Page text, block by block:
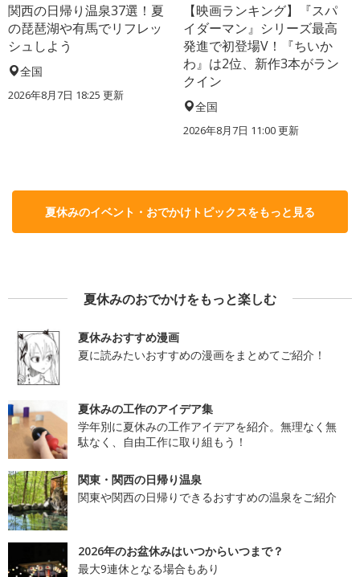
関西の日帰り温泉37選！夏
の琵琶湖や有馬でリフレッ
シュしよう
全国
2026年8月7日 18:25 更新
【映画ランキング】『スパ
イダーマン』シリーズ最高
発進で初登場V！『ちいか
わ』は2位、新作3本がラン
クイン
全国
2026年8月7日 11:00更新
夏休みのイベント・おでかけトピックスをもっと見る
夏休みのおでかけをもっと楽しむ
夏休みおすすめ漫画
夏に読みたいおすすめの漫画をまとめてご紹介！
夏休みの工作のアイデア集
学年別に夏休みの工作アイデアを紹介。無理なく無
駄なく、自由工作に取り組もう！
関東・関西の日帰り温泉
関東や関西の日帰りできるおすすめの温泉をご紹介
2026年のお盆休みはいつからいつまで？
最大9連休となる場合もあり